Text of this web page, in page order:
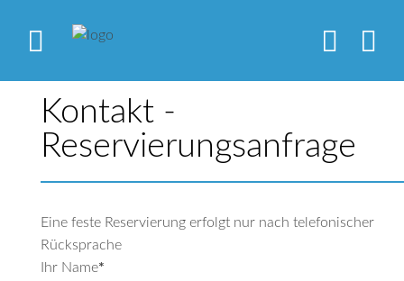
Kontakt -
Reservierungsanfrage
Eine feste Reservierung erfolgt nur nach telefonischer
Rücksprache
Ihr Name*